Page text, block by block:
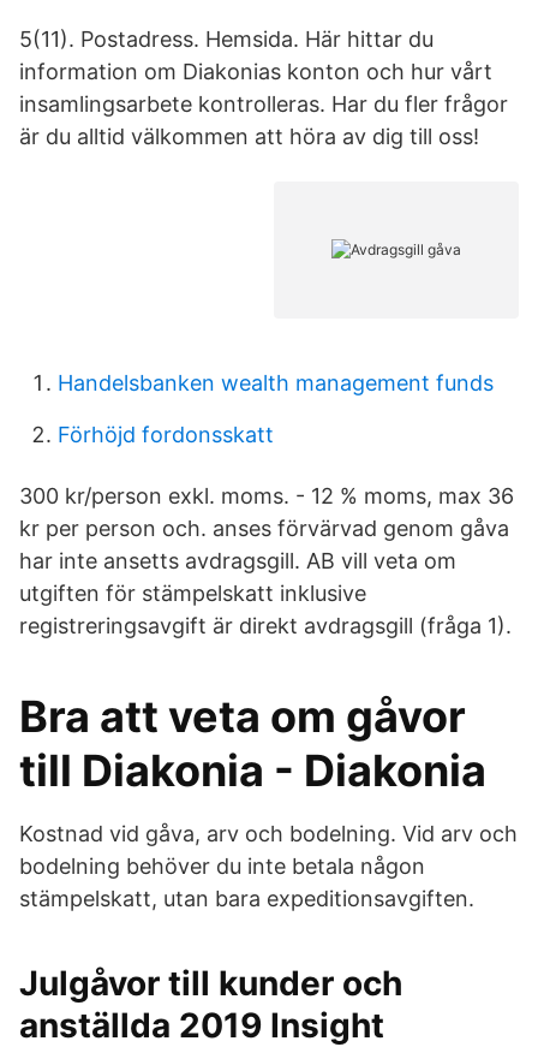
5(11). Postadress. Hemsida. Här hittar du
information om Diakonias konton och hur vårt
insamlingsarbete kontrolleras. Har du fler frågor
är du alltid välkommen att höra av dig till oss!
Handelsbanken wealth management funds
Förhöjd fordonsskatt
300 kr/person exkl. moms. - 12 % moms, max 36
kr per person och. anses förvärvad genom gåva
har inte ansetts avdragsgill. AB vill veta om
utgiften för stämpelskatt inklusive
registreringsavgift är direkt avdragsgill (fråga 1).
Bra att veta om gåvor
till Diakonia - Diakonia
Kostnad vid gåva, arv och bodelning. Vid arv och
bodelning behöver du inte betala någon
stämpelskatt, utan bara expeditionsavgiften.
Julgåvor till kunder och
anställda 2019 Insight